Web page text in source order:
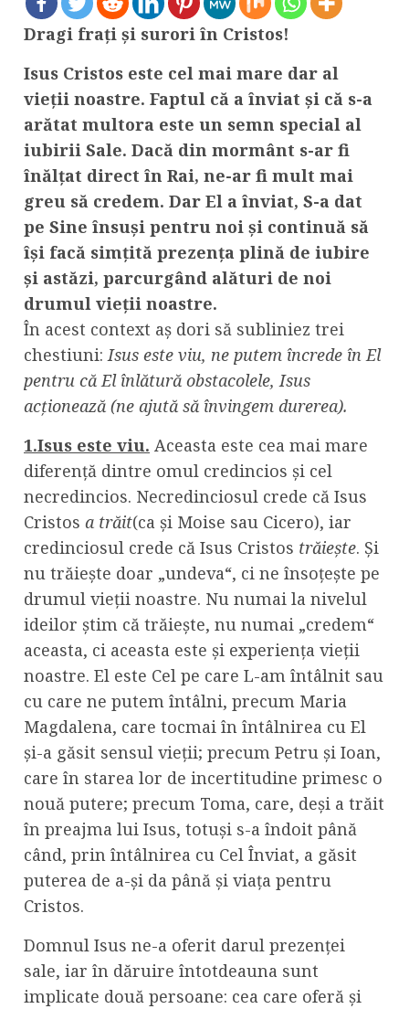
Dragi frați și surori în Cristos!
Isus Cristos este cel mai mare dar al
vieții noastre. Faptul că a înviat și că s-a
arătat multora este un semn special al
iubirii Sale. Dacă din mormânt s-ar fi
înălțat direct în Rai, ne-ar fi mult mai
greu să credem. Dar El a înviat, S-a dat
pe Sine însuși pentru noi și continuă să
își facă simțită prezența plină de iubire
și astăzi, parcurgând alături de noi
drumul vieții noastre.
În acest context aș dori să subliniez trei
chestiuni:Isus este viu, ne putem încrede în El
pentru că El înlătură obstacolele, Isus
acționează (ne ajută să învingem durerea).
1.Isus este viu. Aceasta este cea mai mare
diferență dintre omul credincios și cel
necredincios. Necredinciosul crede că Isus
Cristos a trăit(ca și Moise sau Cicero), iar
credinciosul crede că Isus Cristos trăiește. Și
nu trăiește doar „undeva“, ci ne însoțește pe
drumul vieții noastre. Nu numai la nivelul
ideilor știm că trăiește, nu numai „credem“
aceasta, ci aceasta este și experiența vieții
noastre. El este Cel pe care L-am întâlnit sau
cu care ne putem întâlni, precum Maria
Magdalena, care tocmai în întâlnirea cu El
și-a găsit sensul vieții; precum Petru și Ioan,
care în starea lor de incertitudine primesc o
nouă putere; precum Toma, care, deși a trăit
în preajma lui Isus, totuși s-a îndoit până
când, prin întâlnirea cu Cel Înviat, a găsit
puterea de a-și da până și viața pentru
Cristos.
Domnul Isus ne-a oferit darul prezenței
sale, iar în dăruire întotdeauna sunt
implicate două persoane: cea care oferă și